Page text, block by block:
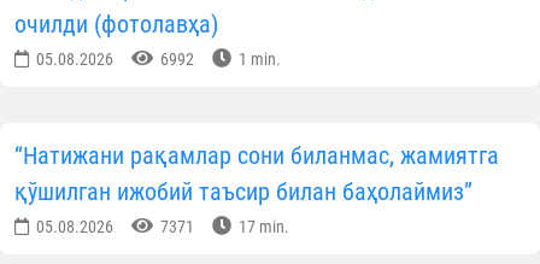
очилди (фотолавҳа)
05.08.2026 6992 1 min.
“Натижани рақамлар сони биланмас, жамиятга
қўшилган ижобий таъсир билан баҳолаймиз”
05.08.2026 7371 17 min.